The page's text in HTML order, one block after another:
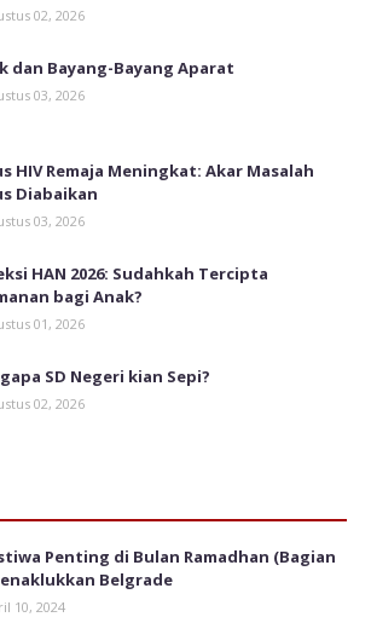
02, 2026
dan Bayang-Bayang Aparat
03, 2026
HIV Remaja Meningkat: Akar Masalah
Diabaikan
03, 2026
HAN 2026: Sudahkah Tercipta
bagi Anak?
01, 2026
SD Negeri kian Sepi?
02, 2026
Penting di Bulan Ramadhan (Bagian
Belgrade
10, 2024